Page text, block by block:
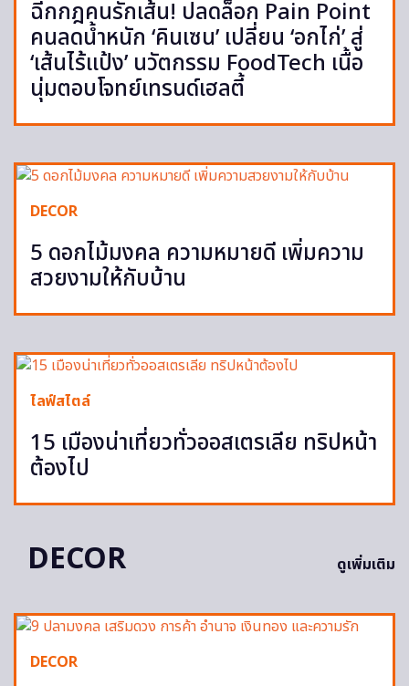
ฉีกกฎคนรักเส้น! ปลดล็อก Pain Point
คนลดน้ำหนัก ‘คินเซน’ เปลี่ยน ‘อกไก่’ สู่
‘เส้นไร้แป้ง’ นวัตกรรม FoodTech เนื้อ
นุ่มตอบโจทย์เทรนด์เฮลตี้
DECOR
5 ดอกไม้มงคล ความหมายดี เพิ่มความ
สวยงามให้กับบ้าน
ไลฟ์สไตล์
15 เมืองน่าเที่ยวทั่วออสเตรเลีย ทริปหน้า
ต้องไป
DECOR ดูเพิ่มเติม
DECOR